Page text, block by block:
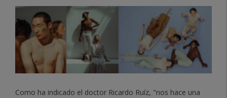
Como ha indicado el doctor Ricardo Ruíz, "nos hace una